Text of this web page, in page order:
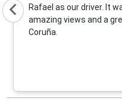
Rafael as our driver. It
amazing views and a
Coruña.